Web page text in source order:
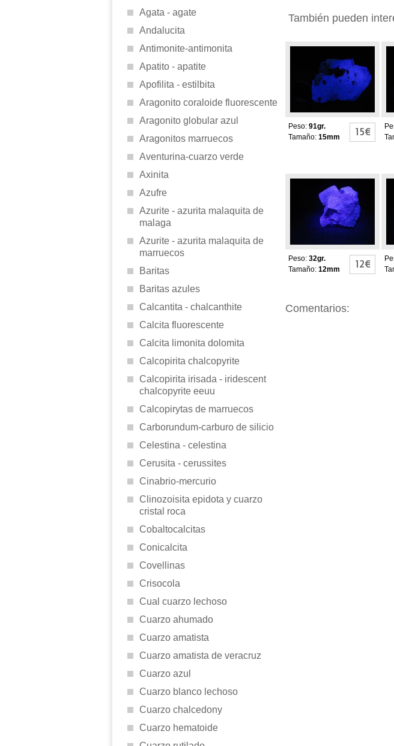
También pueden
fluorescente con
cuarzo y pirita
Peso: 91gr.
Tamaño: 15mm 15€
FLUORITAS
FLUORESCENTES
Y PIRITAS
Peso: 32gr.
Tamaño: 12mm 12€
Comentarios:
Agata - agate
Andalucita
Antimonite-antimonita
Apatito - apatite
Apofilita - estilbita
Aragonito coraloide fluorescente
Aragonito globular azul
Aragonitos marruecos
Aventurina-cuarzo verde
Axinita
Azufre
Azurite - azurita malaquita de
malaga
Azurite - azurita malaquita de
marruecos
Baritas
Baritas azules
Calcantita - chalcanthite
Calcita fluorescente
Calcita limonita dolomita
Calcopirita chalcopyrite
Calcopirita irisada - iridescent
chalcopyrite eeuu
Calcopirytas de marruecos
Carborundum-carburo de silicio
Celestina - celestina
Cerusita - cerussites
Cinabrio-mercurio
Clinozoisita epidota y cuarzo
cristal roca
Cobaltocalcitas
Conicalcita
Covellinas
Crisocola
Cual cuarzo lechoso
Cuarzo ahumado
Cuarzo amatista
Cuarzo amatista de veracruz
Cuarzo azul
Cuarzo blanco lechoso
Cuarzo chalcedony
Cuarzo hematoide